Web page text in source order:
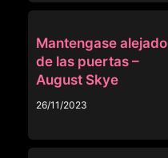
Mantengase alejado
de las puertas –
August Skye
26/11/2023